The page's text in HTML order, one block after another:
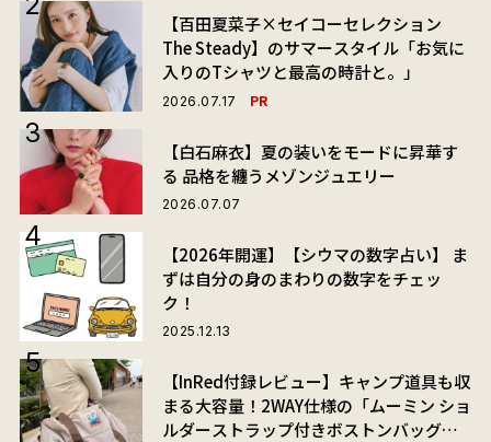
【百田夏菜子×セイコーセレクション
The Steady】のサマースタイル「お気に
入りのTシャツと最高の時計と。」
2026.07.17 PR
【白石麻衣】夏の装いをモードに昇華す
る 品格を纏うメゾンジュエリー
2026.07.07
【2026年開運】【シウマの数字占い】 ま
ずは自分の身のまわりの数字をチェッ
ク！
2025.12.13
【InRed付録レビュー】キャンプ道具も収
まる大容量！2WAY仕様の「ムーミン ショ
ルダーストラップ付きボストンバッグ」